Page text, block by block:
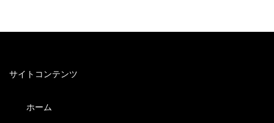
サイトコンテンツ
ホーム